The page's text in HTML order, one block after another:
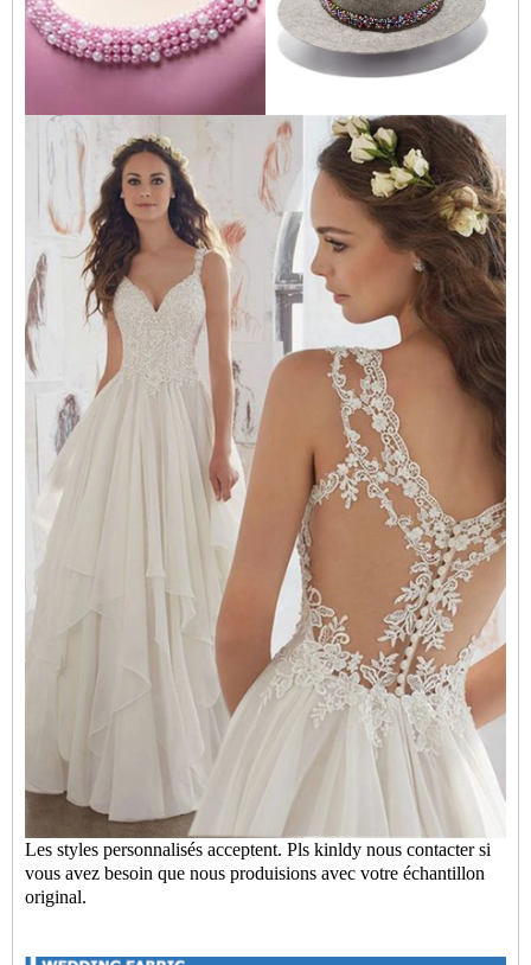
Les styles personnalisés acceptent. Pls kinldy nous contacter si
vous avez besoin que nous produisions avec votre échantillon
original.